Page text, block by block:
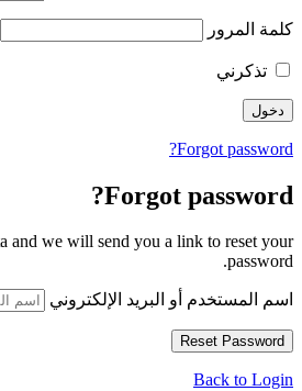
كلمة المرور
تذكرني
Forgot password?
Forgot password?
and we will send you a link to reset your
password.
اسم المستخدم أو البريد الإلكتروني
Back to Login